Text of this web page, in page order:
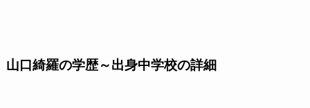
山口綺羅の学歴～出身中学校の詳細